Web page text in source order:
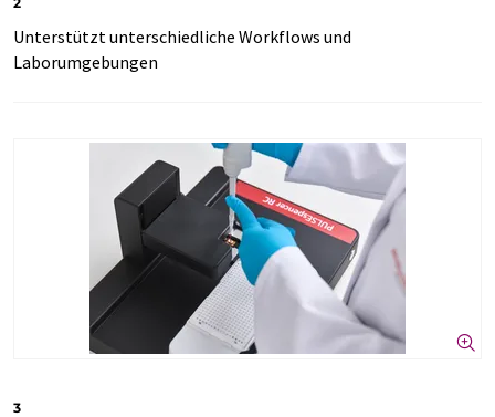
Unterstützt unterschiedliche Workflows und
Laborumgebungen
3